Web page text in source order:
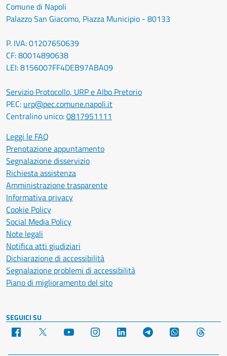
Comune di Napoli
Palazzo San Giacomo, Piazza Municipio - 80133
P. IVA: 01207650639
CF: 80014890638
LEI: 8156007FF4DEB97ABA09
Servizio Protocollo, URP e Albo Pretorio
PEC: urp@pec.comune.napoli.it
Centralino unico:0817951111
Leggi le FAQ
Prenotazione appuntamento
Segnalazione disservizio
Richiesta assistenza
Amministrazione trasparente
Informativa privacy
Cookie Policy
Social Media Policy
Note legali
Notifica atti giudiziari
Dichiarazione di accessibilità
Segnalazione problemi di accessibilità
Piano di miglioramento del sito
SEGUICI SU
Facebook YouTube Instagram LinkedIn Telegram WhatsApp